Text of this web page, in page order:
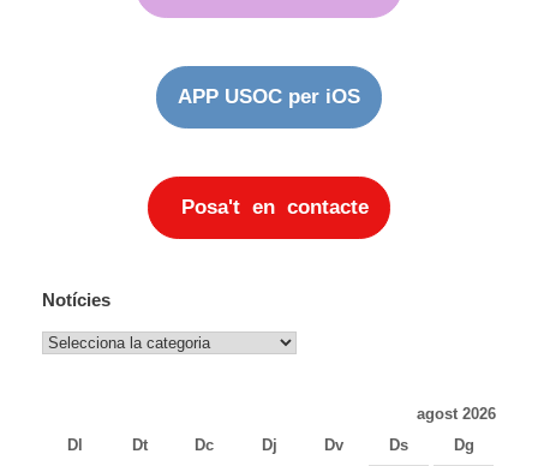
APP USOC per iOS
Posa't en contacte
Notícies
Notícies
agost 2026
Dl
Dt Dc Dj Dv Ds
Dg